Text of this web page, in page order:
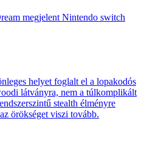
megjelent Nintendo switch
helyet foglalt el a lopakodós
látványra, nem a túlkomplikált
stealth élményre
örökséget viszi tovább.